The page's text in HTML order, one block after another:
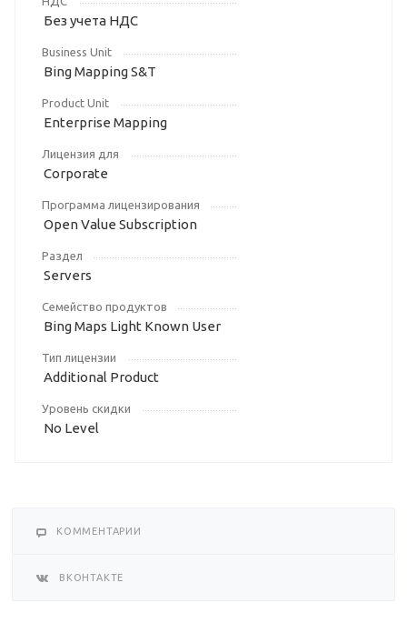
Без учета НДС
Business Unit
Bing Mapping S&T
Product Unit
Enterprise Mapping
Лицензия для
Corporate
Программа лицензирования
Open Value Subscription
Раздел
Servers
Семейство продуктов
Bing Maps Light Known User
Тип лицензии
Additional Product
Уровень скидки
No Level
КОММЕНТАРИИ
ВКОНТАКТЕ